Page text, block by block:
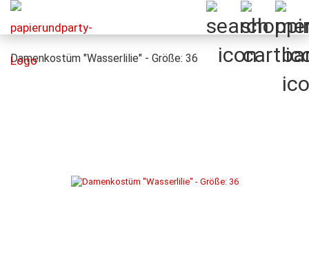
Damenkostüm "Wasserlilie" - Größe: 36